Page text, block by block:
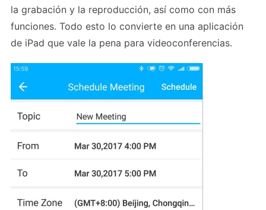
la grabación y la reproducción, así como con más
funciones. Todo esto lo convierte en una aplicación
de iPad que vale la pena para videoconferencias.